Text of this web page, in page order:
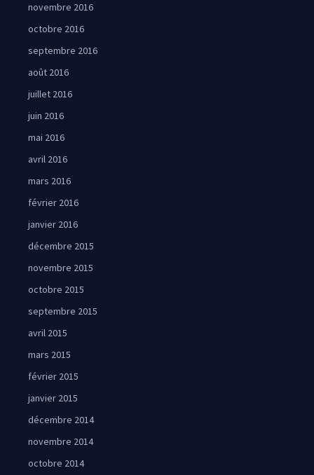
novembre 2016
octobre 2016
septembre 2016
août 2016
juillet 2016
juin 2016
mai 2016
avril 2016
mars 2016
février 2016
janvier 2016
décembre 2015
novembre 2015
octobre 2015
septembre 2015
avril 2015
mars 2015
février 2015
janvier 2015
décembre 2014
novembre 2014
octobre 2014